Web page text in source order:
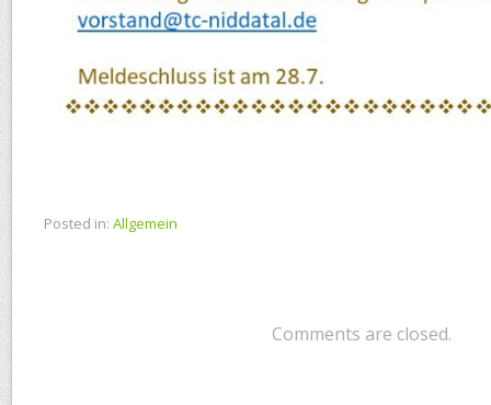
Posted in: Allgemein
Comments are closed.